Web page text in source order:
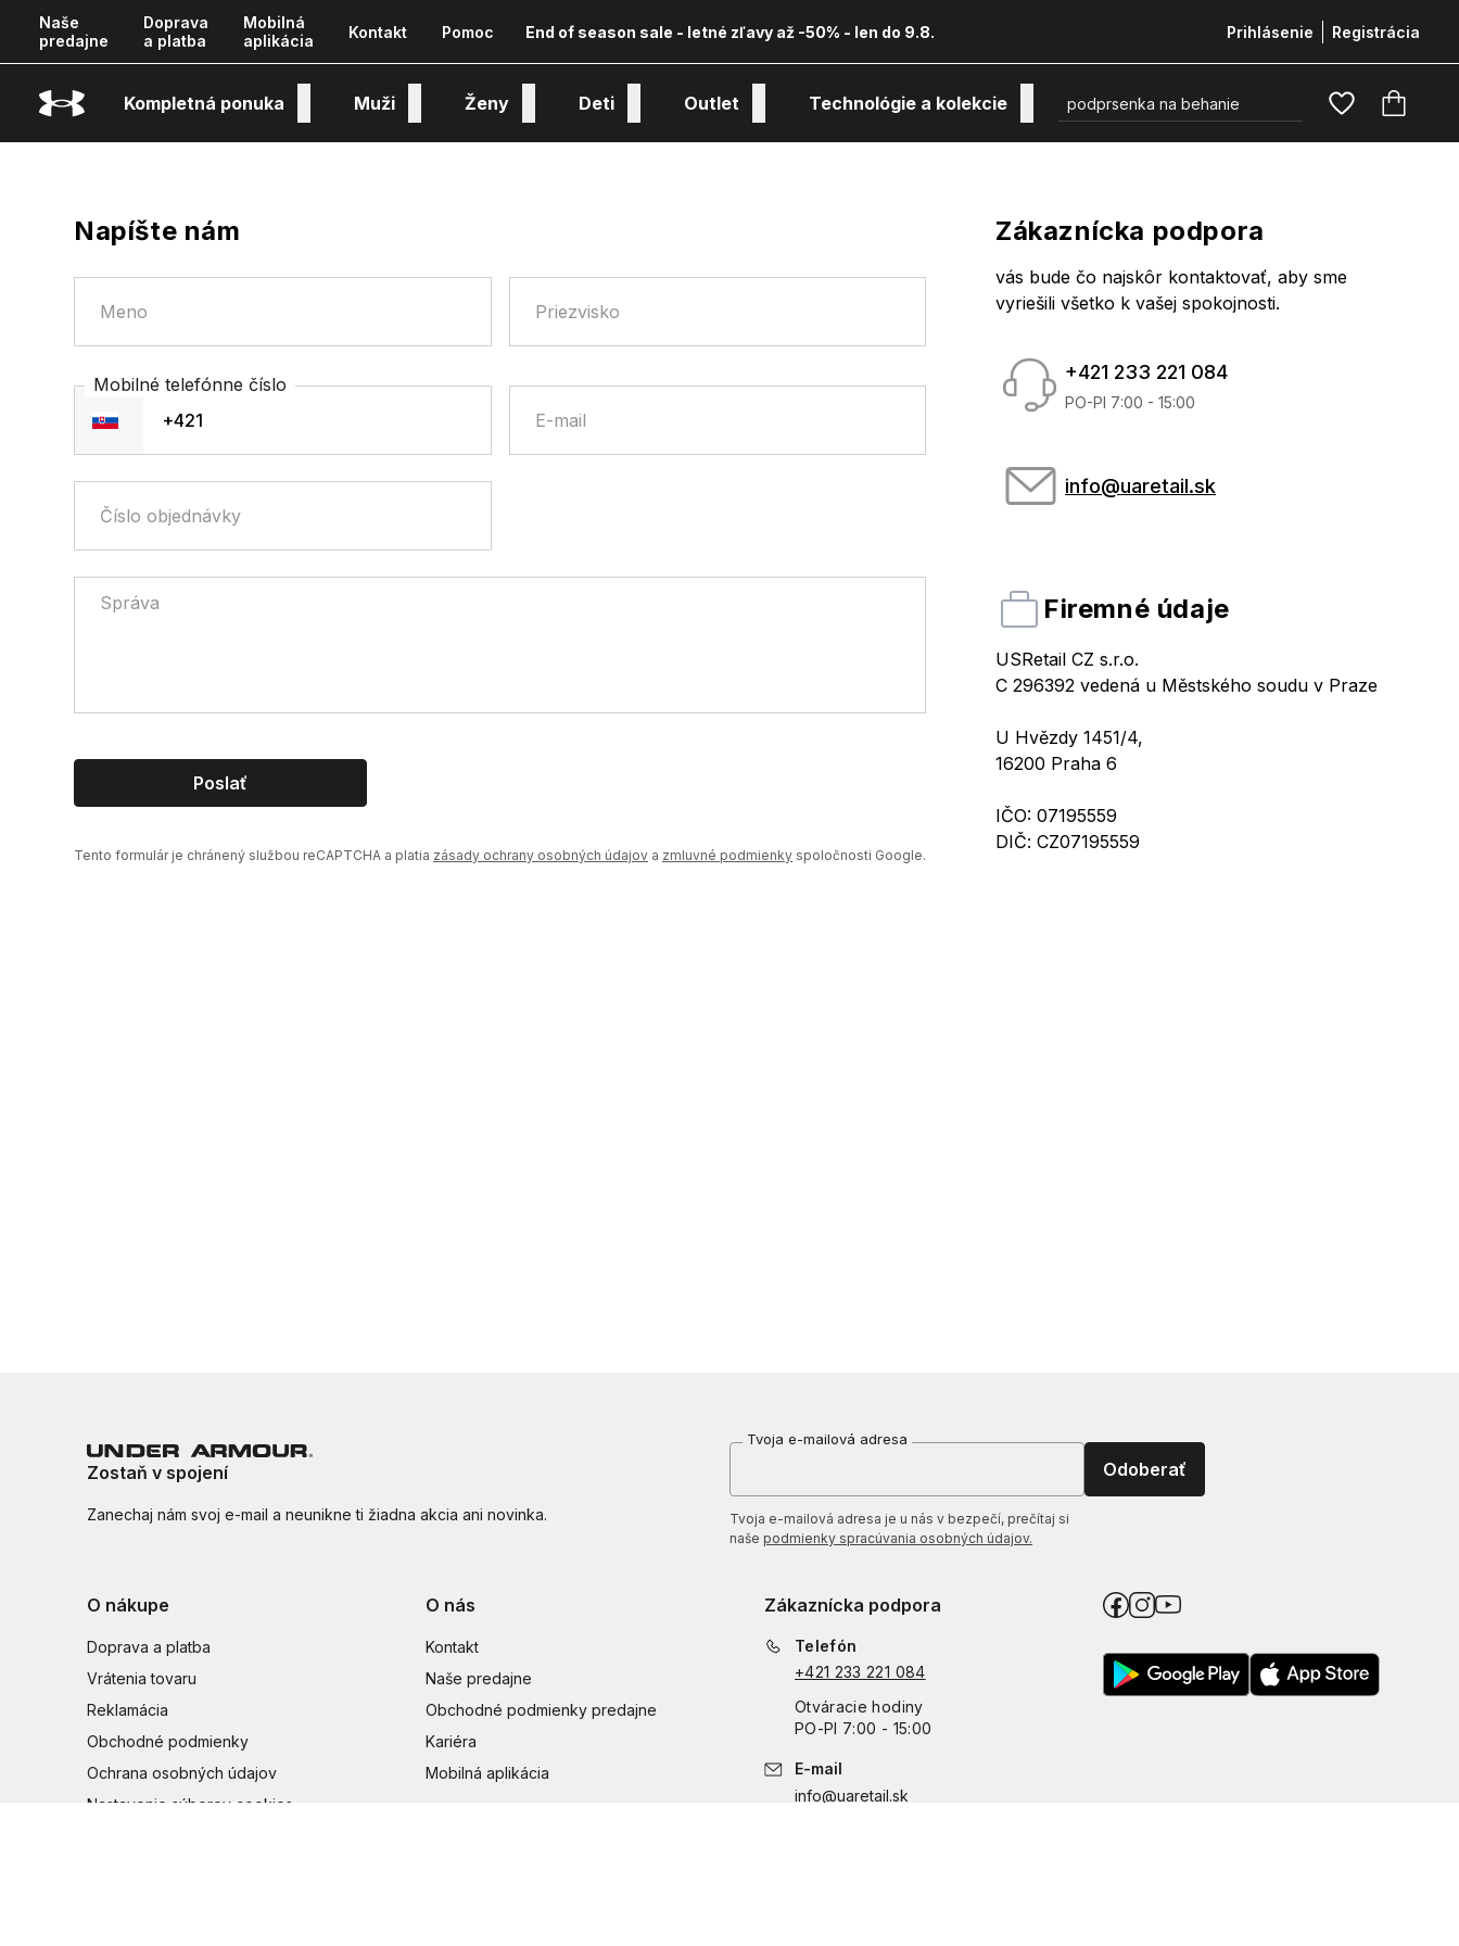
Naše
predajne
Doprava
a platba
Mobilná
aplikácia
Kontakt Pomoc End of season sale - letné zľavy až -50% - len do 9.8. Prihlásenie Registrácia
Kompletná ponuka Muži Ženy Deti Outlet Technológie a kolekcie
Napíšte nám
Meno Priezvisko
Mobilné telefónne číslo
E-mail
Číslo objednávky
Správa
Poslať
Tento formulár je chránený službou reCAPTCHA a platia zásady ochrany osobných údajov a zmluvné podmienky spoločnosti Google.
Zákaznícka podpora
vás bude čo najskôr kontaktovať, aby sme
vyriešili všetko k vašej spokojnosti.
+421 233 221 084
PO-PI 7:00 - 15:00
info@uaretail.sk
Firemné údaje
USRetail CZ s.r.o.
C 296392 vedená u Městského soudu v Praze
U Hvězdy 1451/4,
16200 Praha 6
IČO: 07195559
DIČ: CZ07195559
Zostaň v spojení
Zanechaj nám svoj e-mail a neunikne ti žiadna akcia ani novinka.
Tvoja e-mailová adresa
Odoberať
Tvoja e-mailová adresa je u nás v bezpečí, prečítaj si
naše podmienky spracúvania osobných údajov.
O nákupe
Doprava a platba
Vrátenia tovaru
Reklamácia
Obchodné podmienky
Ochrana osobných údajov
Nastavenie súborov cookies
O nás
Kontakt
Naše predajne
Obchodné podmienky predajne
Kariéra
Mobilná aplikácia
Zákaznícka podpora
Telefón
+421 233 221 084
Otváracie hodiny
PO-PI 7:00 - 15:00
E-mail
info@uaretail.sk